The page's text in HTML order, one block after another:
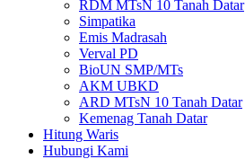
RDM MTsN 10 Tanah Datar
Simpatika
Emis Madrasah
Verval PD
BioUN SMP/MTs
AKM UBKD
ARD MTsN 10 Tanah Datar
Kemenag Tanah Datar
Hitung Waris
Hubungi Kami